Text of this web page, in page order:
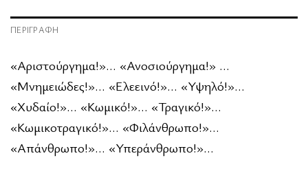
ΠΕΡΙΓΡΑΦΉ
«Αριστούργημα!»… «Ανοσιούργημα!» …
«Μνημειώδες!»… «Ελεεινό!»… «Υψηλό!»…
«Χυδαίο!»… «Κωμικό!»… «Τραγικό!»…
«Κωμικοτραγικό!»… «Φιλάνθρωπο!»…
«Απάνθρωπο!»… «Υπεράνθρωπο!»…